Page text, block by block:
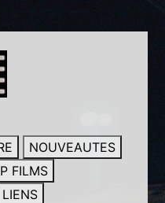
NOUVEAUTES
FILMS
LIENS